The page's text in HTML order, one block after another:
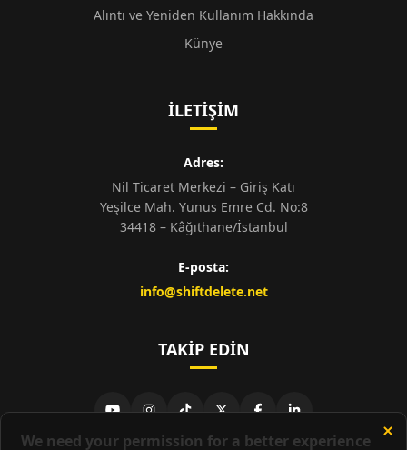
Alıntı ve Yeniden Kullanım Hakkında
Künye
İLETIŞIM
Adres:
Nil Ticaret Merkezi – Giriş Katı
Yeşilce Mah. Yunus Emre Cd. No:8
34418 – Kâğıthane/İstanbul
E-posta:
info@shiftdelete.net
TAKIP EDIN